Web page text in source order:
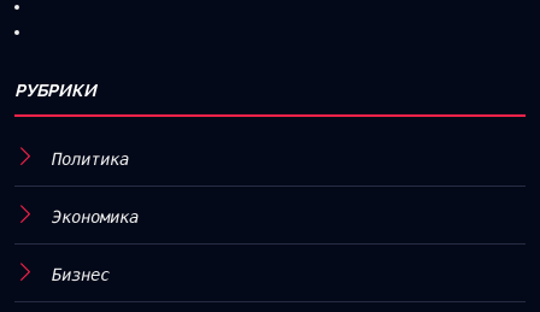
РУБРИКИ
Политика
Экономика
Бизнес